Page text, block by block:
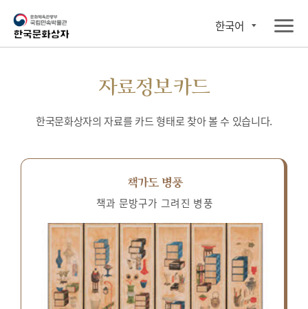
한국어
자료정보카드
한국문화상자의 자료를 카드 형태로 찾아 볼 수 있습니다.
책가도 병풍
책과 문방구가 그려진 병풍